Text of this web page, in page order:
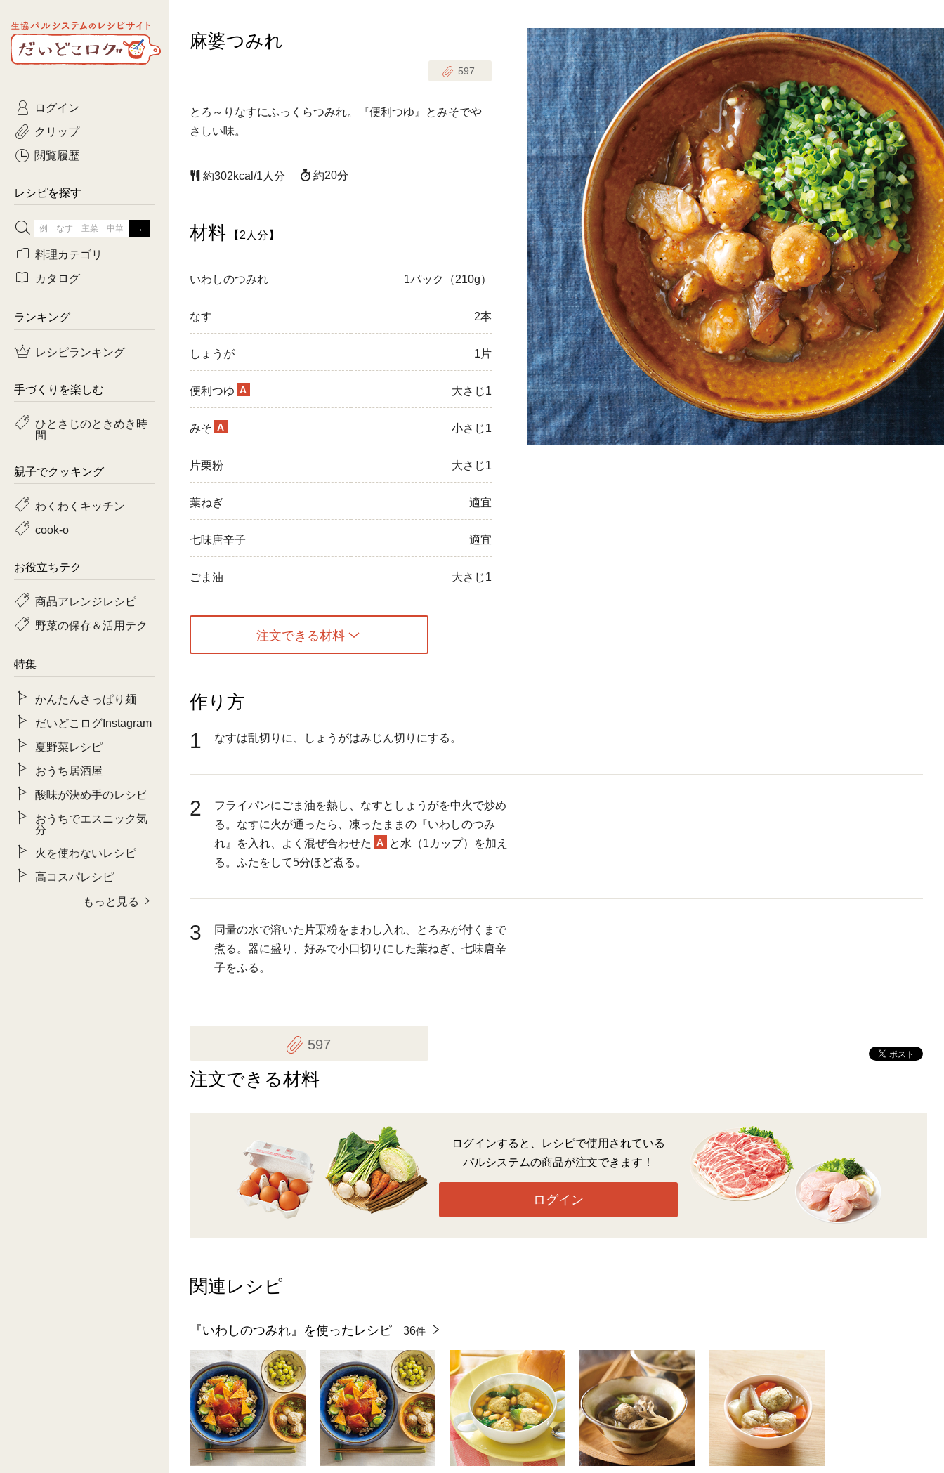
生協パルシステムのレシピ
サイト
だいどこログ
麻婆つみれ
597
とろ～りなすにふっくらつみれ。『便利つゆ』とみそでや
さしい味。
約302kcal/1人分 約20分
材料 【2人分】
いわしのつみれ 1パック（210g）
なす 2本
しょうが 1片
便利つゆ A 大さじ1
みそ A 小さじ1
片栗粉 大さじ1
葉ねぎ 適宜
七味唐辛子 適宜
ごま油 大さじ1
注文できる材料
作り方
1 なすは乱切りに、しょうがはみじん切りにする。
2
フライパンにごま油を熱し、なすとしょうがを中火で炒め
る。なすに火が通ったら、凍ったままの『いわしのつみ
れ』を入れ、よく混ぜ合わせた A
と水（1カップ）を加え
る。ふたをして5分ほど煮る。
3
同量の水で溶いた片栗粉をまわし入れ、とろみが付くまで
煮る。器に盛り、好みで小口切りにした葉ねぎ、七味唐辛
子をふる。
597
注文できる材料
ログインすると、レシピで使用されている
パルシステムの商品が注文できます！
ログイン
関連レシピ
『いわしのつみれ』を使ったレシピ 36件
ログイン
クリップ
閲覧履歴
レシピを探す
ひとさじのときめき時間
おきらくだ 1歳半からの幼児食
3日分ごはんセット（3人分）
有賀薫さんのスープ 飛田和緒さんレシピ
鶏肉 ひき肉
魚 アスパラガス
料理カテゴリ
主菜
常備菜・作りおき お弁当
カタログ
コトコト
yumyumいっしょごはん
ランキング
レシピランキング
手づくりを楽しむ
ひとさじのときめき時
間
親子でクッキング
わくわくキッチン
cook-o
お役立ちテク
商品アレンジレシピ
野菜の保存＆活用テク
特集
かんたんさっぱり麺
だいどこログInstagram
夏野菜レシピ
おうち居酒屋
酸味が決め手のレシピ
おうちでエスニック気
分
火を使わないレシピ
高コスパレシピ
もっと見る